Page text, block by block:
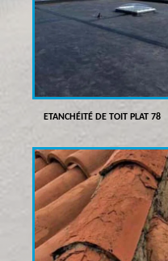
ETANCHÉITÉ DE TOIT PLAT 78